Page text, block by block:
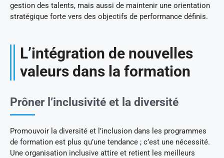
gestion des talents, mais aussi de maintenir une orientation
stratégique forte vers des objectifs de performance définis.
L’intégration de nouvelles
valeurs dans la formation
Prôner l’inclusivité et la diversité
Promouvoir la diversité et l’inclusion dans les programmes
de formation est plus qu’une tendance ; c’est une nécessité.
Une organisation inclusive attire et retient les meilleurs